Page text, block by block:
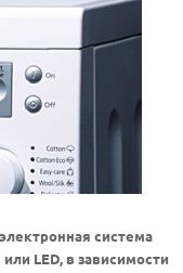
система
LED, в зависимости